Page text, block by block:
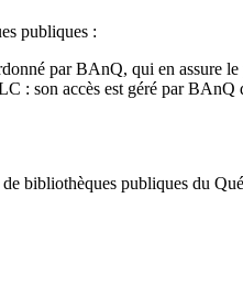
publiques :
par BAnQ, qui en assure le
: son accès est géré par
bibliothèques publiques du